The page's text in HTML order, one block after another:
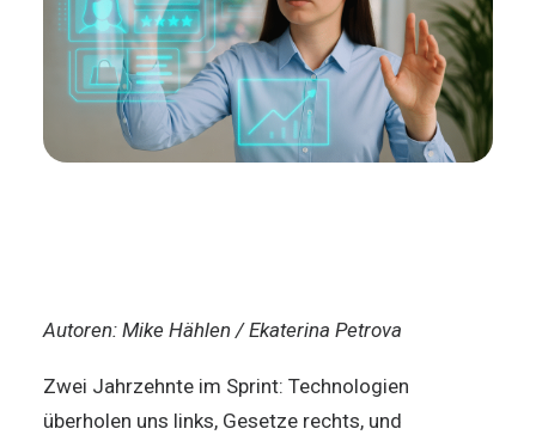
Autoren: Mike Hählen / Ekaterina Petrova
Zwei Jahrzehnte im Sprint: Technologien
überholen uns links, Gesetze rechts, und